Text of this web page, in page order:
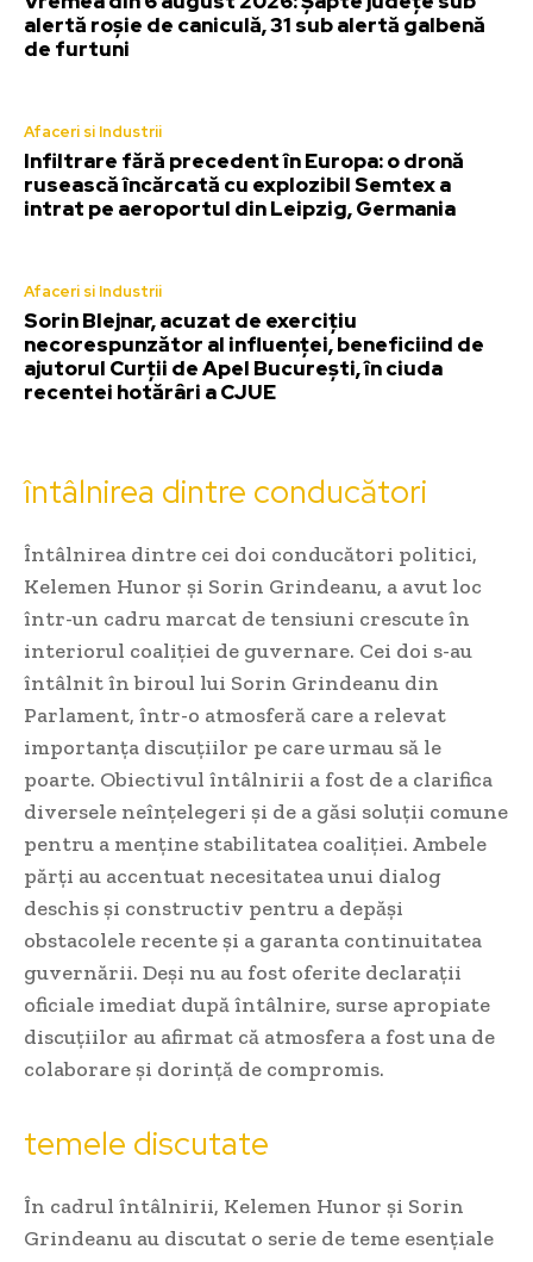
alertă roșie de caniculă, 31 sub alertă galbenă
de furtuni
Afaceri si Industrii
Infiltrare fără precedent în Europa: o dronă
rusească încărcată cu explozibil Semtex a
intrat pe aeroportul din Leipzig, Germania
Afaceri si Industrii
Sorin Blejnar, acuzat de exercițiu
necorespunzător al influenței, beneficiind de
ajutorul Curții de Apel București, în ciuda
recentei hotărâri a CJUE
întâlnirea dintre conducători
Întâlnirea dintre cei doi conducători politici,
Kelemen Hunor și Sorin Grindeanu, a avut loc
într-un cadru marcat de tensiuni crescute în
interiorul coaliției de guvernare. Cei doi s-au
întâlnit în biroul lui Sorin Grindeanu din
Parlament, într-o atmosferă care a relevat
importanța discuțiilor pe care urmau să le
poarte. Obiectivul întâlnirii a fost de a clarifica
diversele neînțelegeri și de a găsi soluții comune
pentru a menține stabilitatea coaliției. Ambele
părți au accentuat necesitatea unui dialog
deschis și constructiv pentru a depăși
obstacolele recente și a garanta continuitatea
guvernării. Deși nu au fost oferite declarații
oficiale imediat după întâlnire, surse apropiate
discuțiilor au afirmat că atmosfera a fost una de
colaborare și dorință de compromis.
temele discutate
În cadrul întâlnirii, Kelemen Hunor și Sorin
Grindeanu au discutat o serie de teme esențiale